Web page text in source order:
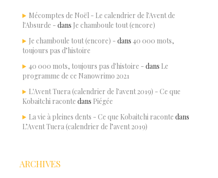
Mécomptes de Noël - Le calendrier de l'Avent de
l'Absurde - dans Je chamboule tout (encore)
Je chamboule tout (encore) - dans 40 000 mots,
toujours pas d’histoire
40 000 mots, toujours pas d'histoire - dans Le
programme de ce Nanowrimo 2021
L'Avent Tuera (calendrier de l'avent 2019) - Ce que
Kobaitchi raconte dans Piégée
La vie à pleines dents - Ce que Kobaitchi raconte dans
L’Avent Tuera (calendrier de l’avent 2019)
ARCHIVES